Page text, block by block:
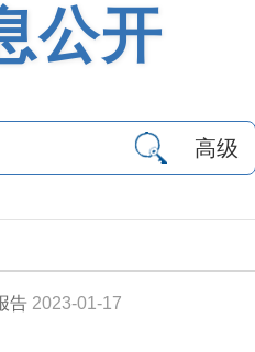
公开
高级
告 2023-01-17